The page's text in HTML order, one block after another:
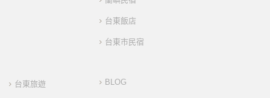
台東飯店
台東市民宿
台東旅遊 BLOG